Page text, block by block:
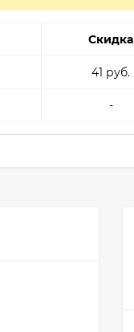
Скидка
41 руб.
-